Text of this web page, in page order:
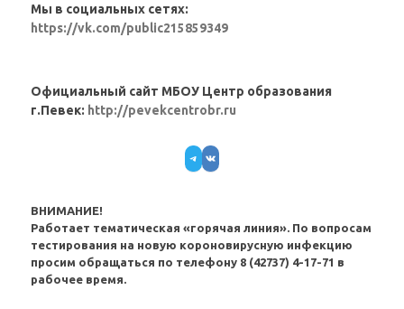
Мы в социальных сетях:
https://vk.com/public215859349
Официальный сайт МБОУ Центр образования
г.Певек: http://pevekcentrobr.ru
Telegram
VK
ВНИМАНИЕ!
Работает тематическая «горячая линия». По вопросам
тестирования на новую короновирусную инфекцию
просим обращаться по телефону 8 (42737) 4-17-71 в
рабочее время.